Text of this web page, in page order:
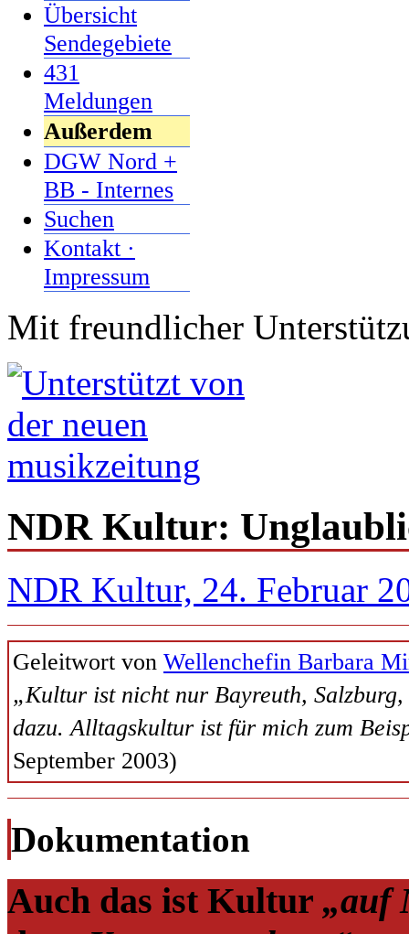
Übersicht
Sendegebiete
431
Meldungen
Außerdem
DGW Nord +
BB - Internes
Suchen
Kontakt ·
Impressum
Mit freundlicher
NDR Kultur:
NDR Kultur, 24. Februar
Geleitwort von Wellenchefin Barbara
„Kultur ist nicht nur Bayreuth,
dazu. Alltagskultur ist für mich zum
September 2003)
Dokumentation
Auch das ist Kultur „auf